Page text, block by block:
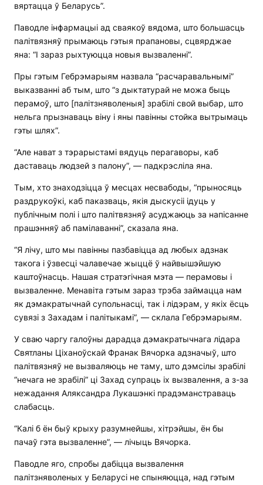
вяртацца ў Беларусь”.
Паводле інфармацыі ад сваякоў вядома, што большасць
палітвязняў прымаюць гэтыя прапановы, сцвярджае
яна: “І зараз рыхтуюцца новыя вызваленні”.
Пры гэтым Гебрэмарыям назвала “расчаравальнымі”
выказванні аб тым, што “з дыктатурай не можа быць
перамоў, што [палітзняволеныя] зрабілі свой выбар, што
нельга прызнаваць віну і яны павінны стойка вытрымаць
гэты шлях”.
“Але нават з тэрарыстамі вядуць перагаворы, каб
даставаць людзей з палону”, — падкрэсліла яна.
Тым, хто знаходзіцца ў месцах несвабоды, “прыносяць
раздрукоўкі, каб паказваць, якія дыскусіі ідуць у
публічным полі і што палітвязняў асуджаюць за напісанне
прашэнняў аб памілаванні”, сказала яна.
“Я лічу, што мы павінны пазбавіцца ад любых адзнак
такога і ўзвесці чалавечае жыццё ў найвышэйшую
каштоўнасць. Нашая стратэгічная мэта — перамовы і
вызваленне. Менавіта гэтым зараз трэба займацца нам
як дэмакратычнай супольнасці, так і лідэрам, у якіх ёсць
сувязі з Захадам і палітыкамі”, — склала Гебрэмарыям.
У сваю чаргу галоўны дарадца дэмакратычнага лідара
Святланы Ціханоўскай Франак Вячорка адзначыў, што
палітвязняў не вызваляюць не таму, што дэмсілы зрабілі
“нечага не зрабілі” ці Захад супраць іх вызвалення, а з-за
нежадання Аляксандра Лукашэнкі прадэманстраваць
слабасць.
“Калі б ён быў крыху разумнейшы, хітрэйшы, ён бы
пачаў гэта вызваленне”, — лічыць Вячорка.
Паводле яго, спробы дабіцца вызвалення
палітзняволеных у Беларусі не спыняюцца, над гэтым